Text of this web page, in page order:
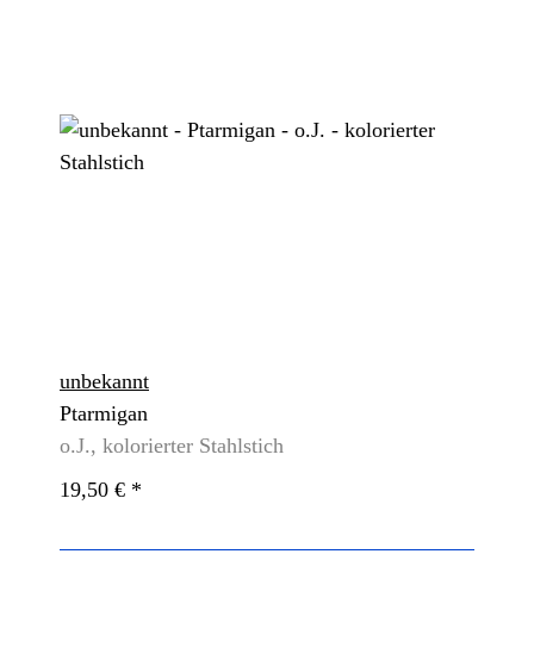
unbekannt
Ptarmigan
o.J., kolorierter Stahlstich
19,50 € *